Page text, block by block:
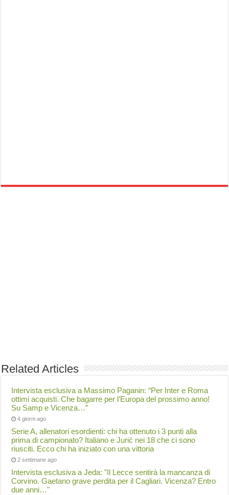
Related Articles
Intervista esclusiva a Massimo Paganin: “Per Inter e Roma
ottimi acquisti. Che bagarre per l’Europa del prossimo anno!
Su Samp e Vicenza…”
4 giorni ago
Serie A, allenatori esordienti: chi ha ottenuto i 3 punti alla
prima di campionato? Italiano e Jurić nei 18 che ci sono
riusciti. Ecco chi ha iniziato con una vittoria
2 settimane ago
Intervista esclusiva a Jeda: "Il Lecce sentirà la mancanza di
Corvino. Gaetano grave perdita per il Cagliari. Vicenza? Entro
due anni…"